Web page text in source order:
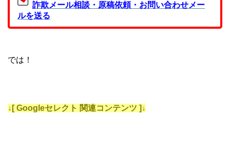
詐欺メール相談・原稿依頼・お問い合わせメー
ルを送る
では！
↓[ Googleセレクト 関連コンテンツ ]↓